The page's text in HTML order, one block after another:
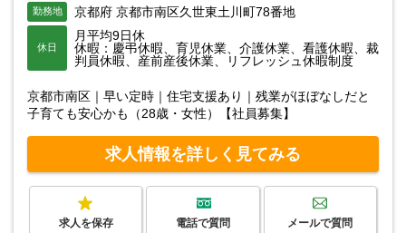
勤務地 京都府 京都市南区久世東土川町78番地
休日
月平均9日休
休暇：慶弔休暇、育児休業、介護休業、看護休暇、裁
判員休暇、産前産後休業、リフレッシュ休暇制度
京都市南区｜早い定時｜住宅支援あり｜残業がほぼなしだと
子育ても安心かも（28歳・女性）【社員募集】
求人情報を詳しく見てみる
求人を保存 電話で質問 メールで質問